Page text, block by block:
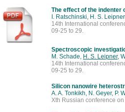
The effect of the indenter
I. Ratschinski, H. S.
14th International
09-25 to 29.
Spectroscopic
M. Schade, H. S. Leipner,
14th International
09-25 to 29.
Silicon nanowire
A. A. Tonkikh, N. Geyer, P.
Xth Russian conference